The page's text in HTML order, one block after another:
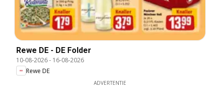
Rewe DE - DE Folder
10-08-2026- 16-08-2026
Rewe DE
ADVERTENTIE